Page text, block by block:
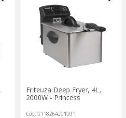
Friteuza Deep Fryer, 4L,
2000W - Princess
Cod: 0118264201001